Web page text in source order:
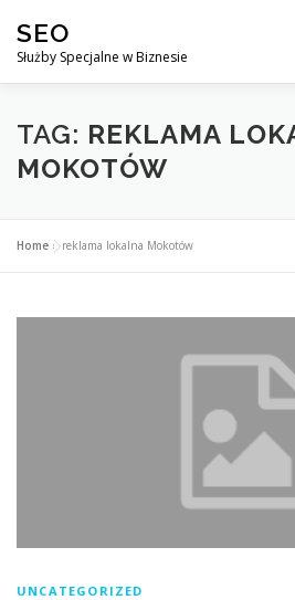
treści
SEO
Służby Specjalne w Biznesie
AGENCJA SEO CO
TAG: REKLAMA
MOKOTÓW
Home »reklama lokalna Mokotów
UNCATEGORIZED